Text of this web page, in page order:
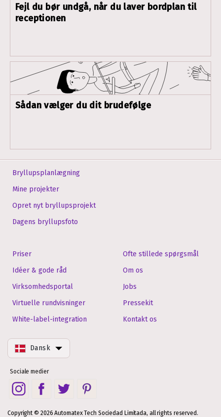
Fejl du bør undgå, når du laver bordplan til
receptionen
Sådan vælger du dit brudefølge
Bryllupsplanlægning
Mine projekter
Opret nyt bryllupsprojekt
Dagens bryllupsfoto
Priser
Idéer & gode råd
Virksomhedsportal
Virtuelle rundvisninger
White-label-integration
Ofte stillede spørgsmål
Om os
Jobs
Pressekit
Kontakt os
Dansk
Sociale medier
Copyright © 2026 Automatex Tech Sociedad Limitada, all rights reserved.